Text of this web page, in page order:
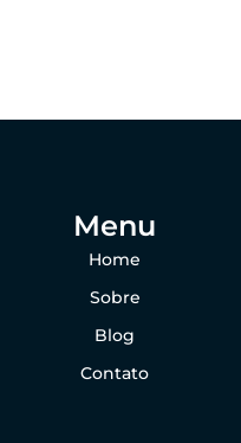
Menu
Home
Sobre
Blog
Contato